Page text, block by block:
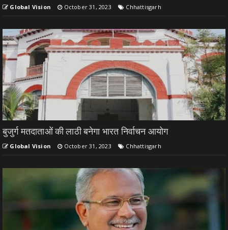
Global Vision October 31, 2023 Chhattisgarh
बुजुर्ग मतदाताओं की लाठी बनेगा भारत निर्वाचन आयोग
Global Vision October 31, 2023 Chhattisgarh